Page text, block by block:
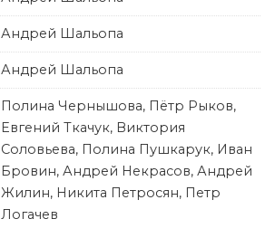
Андрей Шальопа
Андрей Шальопа
Полина Чернышова, Пётр Рыков,
Евгений Ткачук, Виктория
Соловьева, Полина Пушкарук, Иван
Бровин, Андрей Некрасов, Андрей
Жилин, Никита Петросян, Петр
Логачев